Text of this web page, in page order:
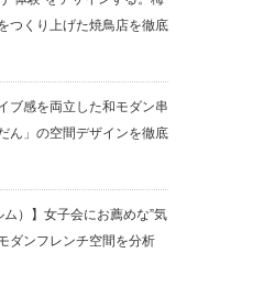
つくり上げた焼鳥店を徹底
ブ感を両立した和モダン串
ん」の空間デザインを徹底
ム）】女子会にお薦めな”気
ダンフレンチ空間を分析